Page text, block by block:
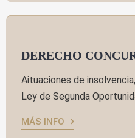
DERECHO
Aituaciones de
Ley de Segunda
MÁS INFO